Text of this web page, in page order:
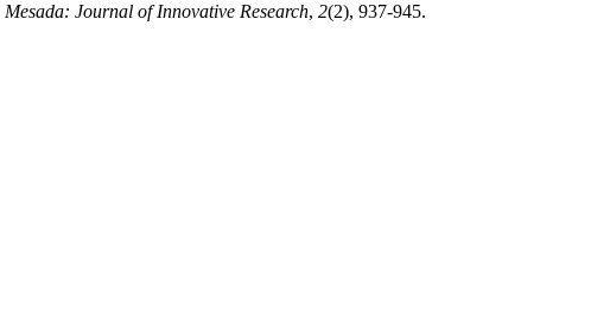
Mesada: Journal of Innovative Research, 2(2), 937-945.